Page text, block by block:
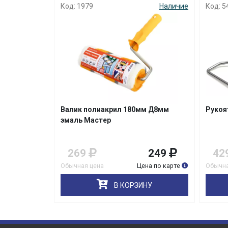
Код: 1979 Наличие
Валик полиакрил 180мм Д8мм
эмаль Мастер
269
Обычная цена
249
Цена по карте
В КОРЗИНУ
Код: